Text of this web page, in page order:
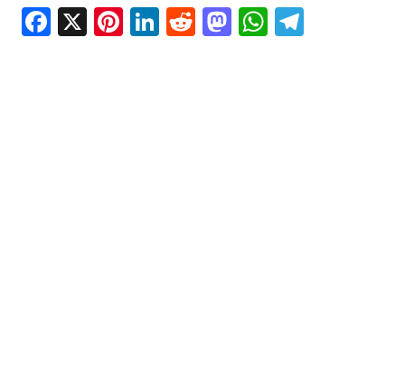
Facebook
X Pinterest
LinkedIn
Reddit
Mastodon